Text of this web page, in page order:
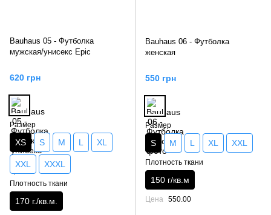
Bauhaus 05 - Футболка
мужская/унисекс Epic
620 грн
Размер
XS S M L XL
XXL XXXL
Плотность ткани
170 г./кв.м.
Bauhaus 06 - Футболка
женская
550 грн
Размер
S M L XL XXL
Плотность ткани
150 г/кв.м
Цена 550.00